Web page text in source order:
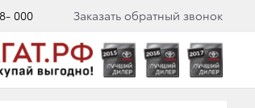
000 Заказать обратный звонок